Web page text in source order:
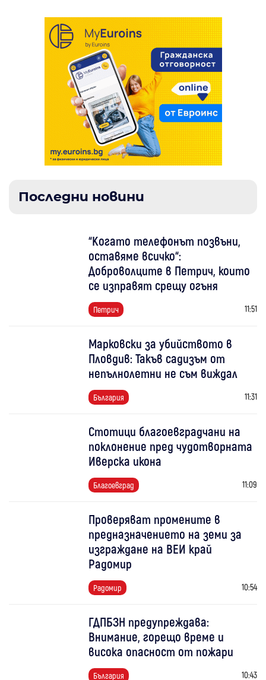
Последни новини
“Когато телефонът позвъни,
оставяме всичко“:
Доброволците в Петрич, които
се изправят срещу огъня
Петрич 11:51
Марковски за убийството в
Пловдив: Такъв садизъм от
непълнолетни не съм виждал
България 11:31
Стотици благоевградчани на
поклонение пред чудотворната
Иверска икона
Благоевград 11:09
Проверяват промените в
предназначението на земи за
изграждане на ВЕИ край
Радомир
Радомир 10:54
ГДПБЗН предупреждава:
Внимание, горещо време и
висока опасност от пожари
България 10:43